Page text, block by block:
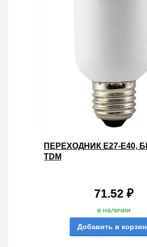
ПЕРЕХОДНИК E27-E40,
TDM
71.52 ₽
в наличии
Добавить в